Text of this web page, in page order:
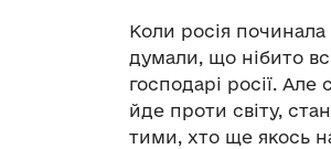
Коли росія
думали, що нібито
господарі росії.
йде проти світу,
тими, хто ще якось